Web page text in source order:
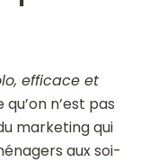
efficace et
n’est pas
marketing qui
aux soi-